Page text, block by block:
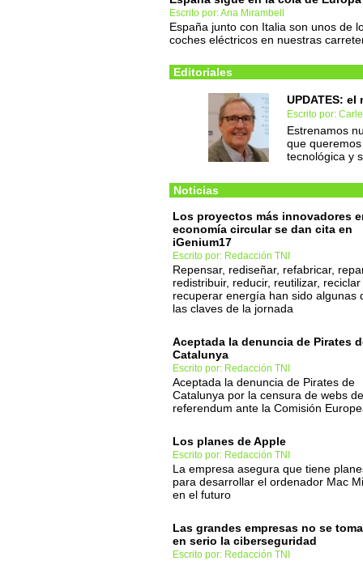
Escrito por: Ana Mirambell
España junto con Italia son unos de
coches eléctricos en nuestras
Editoriales
UPDATES:
Escrito por:
Estrenamos
que
tecnológica y
Noticias
Los proyectos más innovadores
economía circular se dan cita en
iGenium17
Escrito por: Redacción TNI
Repensar, rediseñar, refabricar,
redistribuir, reducir, reutilizar, reciclar
recuperar energía han sido algunas
las claves de la jornada
Aceptada la denuncia de Pirates
Catalunya
Escrito por: Redacción TNI
Aceptada la denuncia de Pirates de
Catalunya por la censura de webs
referendum ante la Comisión
Los planes de Apple
Escrito por: Redacción TNI
La empresa asegura que tiene
para desarrollar el ordenador Mac
en el futuro
Las grandes empresas no se
en serio la ciberseguridad
Escrito por: Redacción TNI